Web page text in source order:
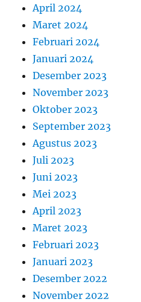
April 2024
Maret 2024
Februari 2024
Januari 2024
Desember 2023
November 2023
Oktober 2023
September 2023
Agustus 2023
Juli 2023
Juni 2023
Mei 2023
April 2023
Maret 2023
Februari 2023
Januari 2023
Desember 2022
November 2022